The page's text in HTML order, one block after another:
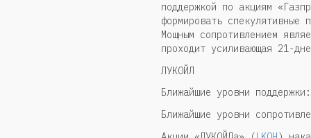
поддержкой по акциям
формировать
Мощным сопротивлением
проходит усиливающая 21-
ЛУКОЙЛ
Ближайшие уровни
Ближайшие уровни